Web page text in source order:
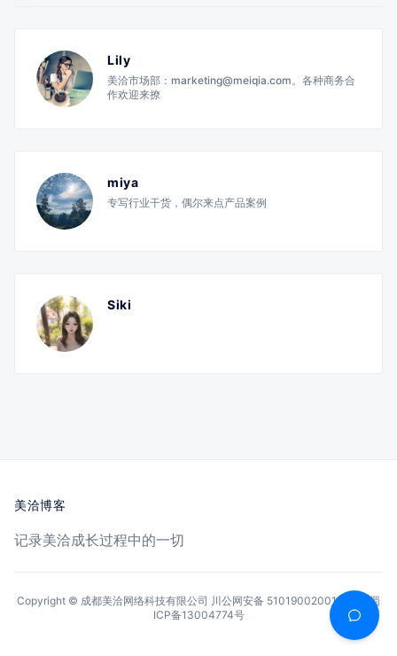
Lily
美洽市场部：marketing@meiqia.com。各种商务合
作欢迎来撩
miya
专写行业干货，偶尔来点产品案例
Siki
美洽博客
记录美洽成长过程中的一切
Copyright © 成都美洽网络科技有限公司 川公网安备 51019002001144号
蜀
ICP备13004774号